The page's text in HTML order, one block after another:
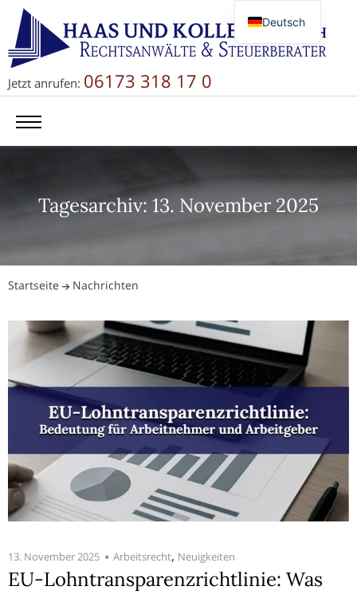
Jetzt anrufen: 06173 318 17 0
Tagesarchiv: 13. November 2025
Startseite Nachrichten
13. November 2025 Arbeitsrecht, Neuigkeiten
EU-Lohntransparenzrichtlinie: Was
Deutsch
English
简体中文